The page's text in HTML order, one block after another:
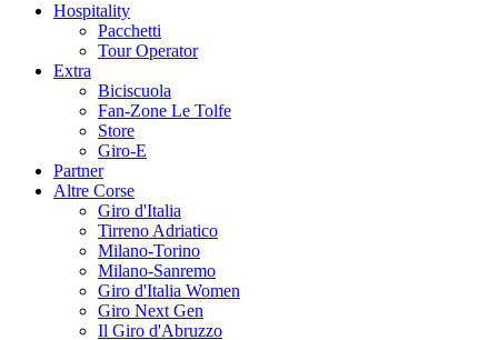
Hospitality
Pacchetti
Tour Operator
Extra
Biciscuola
Fan-Zone Le Tolfe
Store
Giro-E
Partner
Altre Corse
Giro d'Italia
Tirreno Adriatico
Milano-Torino
Milano-Sanremo
Giro d'Italia Women
Giro Next Gen
Il Giro d'Abruzzo